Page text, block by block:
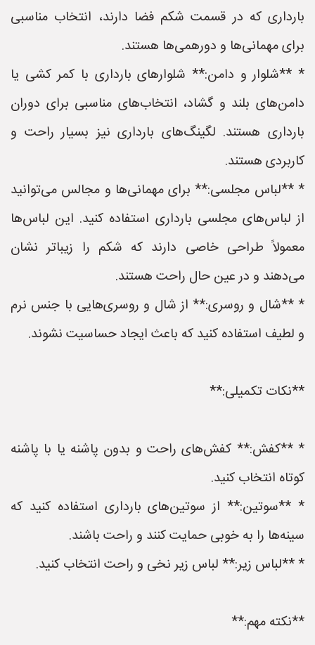
بارداری که در قسمت شکم فضا دارند، انتخاب مناسبی
برای مهمانی‌ها و دورهمی‌ها هستند.
* **شلوار و دامن:** شلوارهای بارداری با کمر کشی یا
دامن‌های بلند و گشاد، انتخاب‌های مناسبی برای دوران
بارداری هستند. لگینگ‌های بارداری نیز بسیار راحت و
کاربردی هستند.
* **لباس مجلسی:** برای مهمانی‌ها و مجالس می‌توانید
از لباس‌های مجلسی بارداری استفاده کنید. این لباس‌ها
معمولاً طراحی خاصی دارند که شکم را زیباتر نشان
می‌دهند و در عین حال راحت هستند.
* **شال و روسری:** از شال و روسری‌هایی با جنس نرم
و لطیف استفاده کنید که باعث ایجاد حساسیت نشوند.
**نکات تکمیلی:**
* **کفش:** کفش‌های راحت و بدون پاشنه یا با پاشنه
کوتاه انتخاب کنید.
* **سوتین:** از سوتین‌های بارداری استفاده کنید که
سینه‌ها را به خوبی حمایت کنند و راحت باشند.
* **لباس زیر:** لباس زیر نخی و راحت انتخاب کنید.
**نکته مهم:**